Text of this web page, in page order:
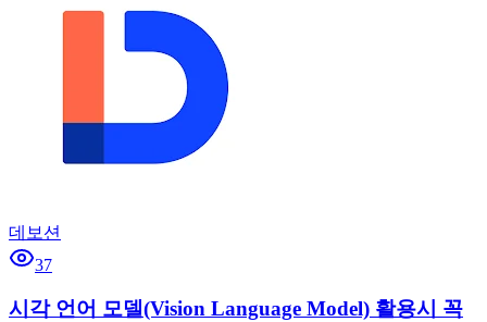
데보션
37
시각 언어 모델(Vision Language Model) 활용시 꼭